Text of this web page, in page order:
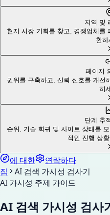
지역 및
현지 시장 기회를 찾고, 경쟁업체를
환하
페이지
권위를 구축하고, 신뢰 신호를 개선
히
단계 추
순위, 기술 회귀 및 사이트 상태를
적인 진행 상
에 대한
연락하다
집
AI 검색 가시성 검사기
AI 가시성 주제 가이드
AI 검색 가시성 검사